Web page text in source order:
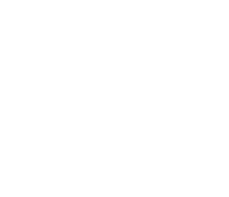
Stat urmează să îl
Într-un stat cu adevărat
în mod repetat asemenea
Din păcate, la noi, în loc